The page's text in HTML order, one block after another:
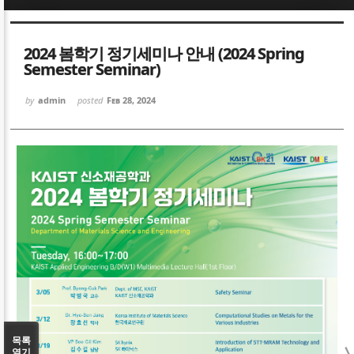
2024 봄학기 정기세미나 안내 (2024 Spring
Semester Seminar)
by admin posted Feb 28, 2024
목록
Sketchbook5, 스케치북5
Sketchbook5, 스케치북5
Sketchbook5, 스케치북5
Sketchbook5, 스케치북5